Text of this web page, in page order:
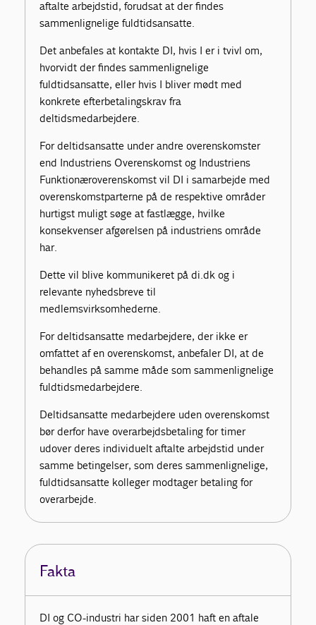
aftalte arbejdstid, forudsat at der findes
sammenlignelige fuldtidsansatte.
Det anbefales at kontakte DI, hvis I er i tvivl om,
hvorvidt der findes sammenlignelige
fuldtidsansatte, eller hvis I bliver mødt med
konkrete efterbetalingskrav fra
deltidsmedarbejdere.
For deltidsansatte under andre overenskomster
end Industriens Overenskomst og Industriens
Funktionæroverenskomst vil DI i samarbejde med
overenskomstparterne på de respektive områder
hurtigst muligt søge at fastlægge, hvilke
konsekvenser afgørelsen på industriens område
har.
Dette vil blive kommunikeret på di.dk og i
relevante nyhedsbreve til
medlemsvirksomhederne.
For deltidsansatte medarbejdere, der ikke er
omfattet af en overenskomst, anbefaler DI, at de
behandles på samme måde som sammenlignelige
fuldtidsmedarbejdere.
Deltidsansatte medarbejdere uden overenskomst
bør derfor have overarbejdsbetaling for timer
udover deres individuelt aftalte arbejdstid under
samme betingelser, som deres sammenlignelige,
fuldtidsansatte kolleger modtager betaling for
overarbejde.
Fakta
DI og CO-industri har siden 2001 haft en aftale